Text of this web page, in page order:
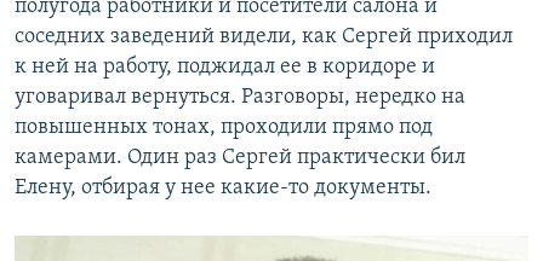
полугода работники и посетители салона и
соседних заведений видели, как Сергей приходил
к ней на работу, поджидал ее в коридоре и
уговаривал вернуться. Разговоры, нередко на
повышенных тонах, проходили прямо под
камерами. Один раз Сергей практически бил
Елену, отбирая у нее какие-то документы.